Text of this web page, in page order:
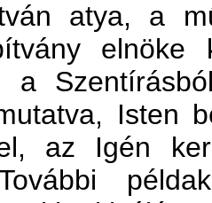
atya, a
elnöke
a
Isten
az Igén